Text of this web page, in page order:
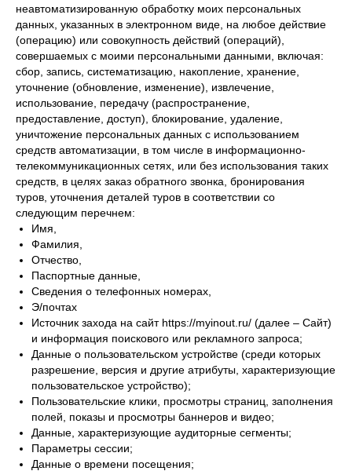
неавтоматизированную обработку моих персональных
данных, указанных в электронном виде, на любое действие
(операцию) или совокупность действий (операций),
совершаемых с моими персональными данными, включая:
сбор, запись, систематизацию, накопление, хранение,
уточнение (обновление, изменение), извлечение,
использование, передачу (распространение,
предоставление, доступ), блокирование, удаление,
уничтожение персональных данных с использованием
средств автоматизации, в том числе в информационно-
телекоммуникационных сетях, или без использования таких
средств, в целях заказ обратного звонка, бронирования
туров, уточнения деталей туров в соответствии со
следующим перечнем:
Имя,
Фамилия,
Отчество,
Паспортные данные,
Сведения о телефонных номерах,
Э/почтах
Источник захода на сайт https://myinout.ru/ (далее – Сайт)
и информация поискового или рекламного запроса;
Данные о пользовательском устройстве (среди которых
разрешение, версия и другие атрибуты, характеризующие
пользовательское устройство);
Пользовательские клики, просмотры страниц, заполнения
полей, показы и просмотры баннеров и видео;
Данные, характеризующие аудиторные сегменты;
Параметры сессии;
Данные о времени посещения;